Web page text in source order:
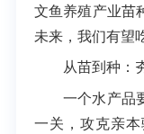
文鱼养殖产业苗
未来，我们有望
从苗到种：
一个水产品
一关，攻克亲